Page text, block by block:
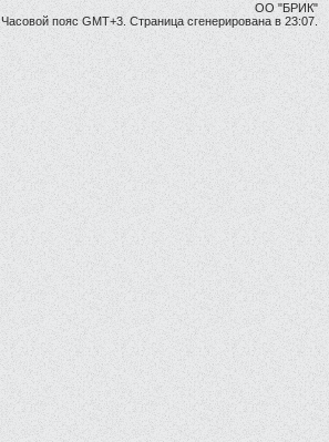
ОО "БРИК"
Часовой пояс GMT+3. Страница сгенерирована в 23:07.